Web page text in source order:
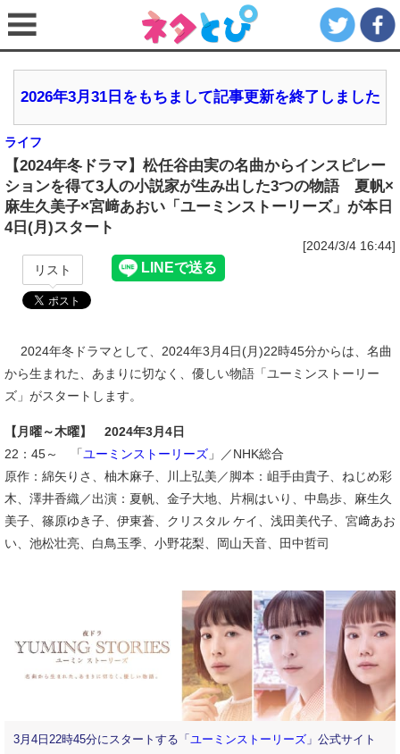
2026年3月31日をもちまして記事更新を終了しました
ライフ
【2024年冬ドラマ】松任谷由実の名曲からインスピレー
ションを得て3人の小説家が生み出した3つの物語 夏帆×
麻生久美子×宮﨑あおい「ユーミンストーリーズ」が本日
4日(月)スタート
[2024/3/4 16:44]
リスト
2024年冬ドラマとして、2024年3月4日(月)22時45分からは、名曲
から生まれた、あまりに切なく、優しい物語「ユーミンストーリー
ズ」がスタートします。
【月曜～木曜】 2024年3月4日
22：45～ 「ユーミンストーリーズ 」／NHK総合
原作：綿矢りさ、柚木麻子、川上弘美／脚本：岨手由貴子、ねじめ彩
木、澤井香織／出演：夏帆、金子大地、片桐はいり、中島歩、麻生久
美子、篠原ゆき子、伊東蒼、クリスタル ケイ、浅田美代子、宮﨑あお
い、池松壮亮、白鳥玉季、小野花梨、岡山天音、田中哲司
3月4日22時45分にスタートする「 ユーミンストーリーズ 」公式サイト